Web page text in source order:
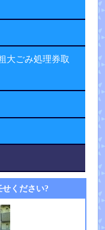
大ごみ処理券取
ください?